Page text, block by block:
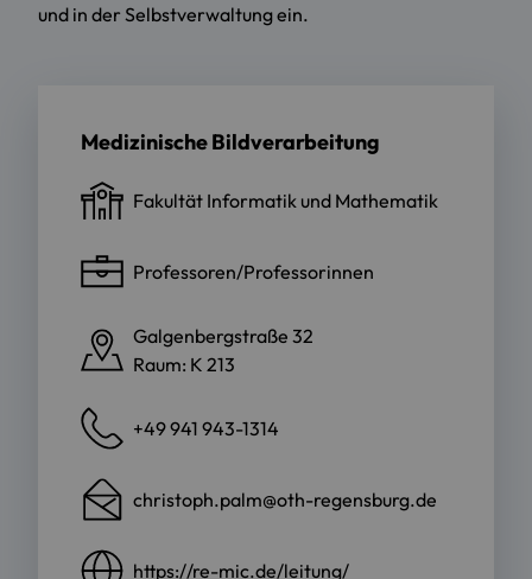
und in der Selbstverwaltung ein.
Medizinische Bildverarbeitung
Fakultät Informatik und Mathematik
Professoren/Professorinnen
Galgenbergstraße 32
Raum: K 213
+49 941 943-1314
christoph.palm@oth-regensburg.de
https://re-mic.de/leitung/